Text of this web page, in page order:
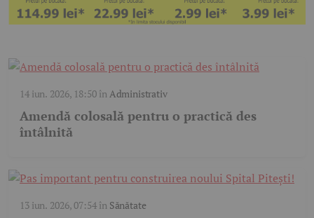
14 iun. 2026, 18:50înAdministrativ
Amendă colosală pentru o practică des
întâlnită
13 iun. 2026, 07:54în Sănătate